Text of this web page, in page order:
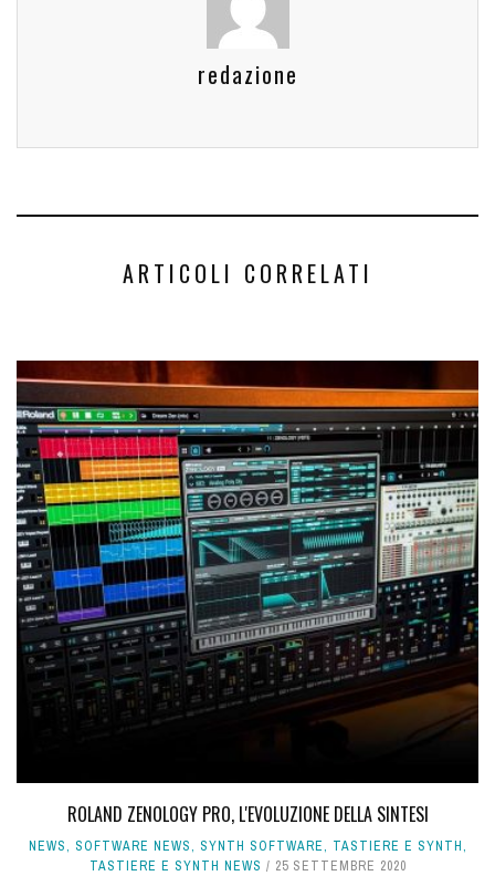
redazione
ARTICOLI CORRELATI
ROLAND ZENOLOGY PRO, L'EVOLUZIONE DELLA SINTESI
NEWS, SOFTWARE NEWS, SYNTH SOFTWARE, TASTIERE E SYNTH,
TASTIERE E SYNTH NEWS
25 SETTEMBRE 2020